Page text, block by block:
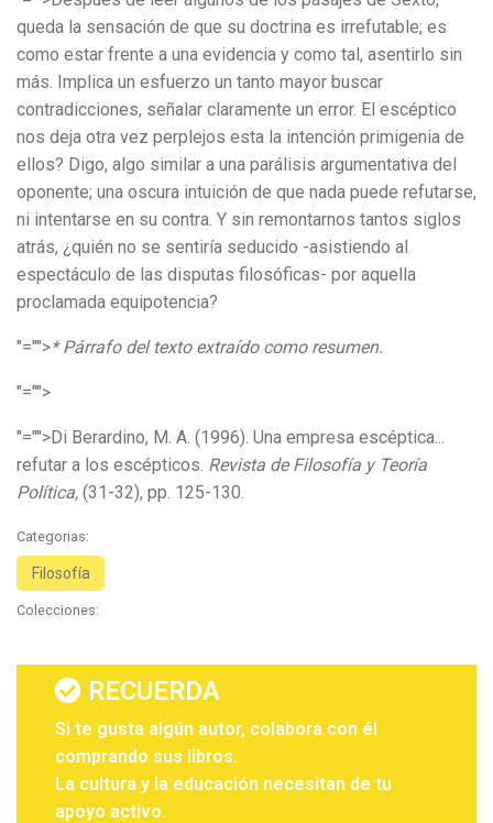
queda la sensación de que su doctrina es irrefutable; es
como estar frente a una evidencia y como tal, asentirlo sin
más. Implica un esfuerzo un tanto mayor buscar
contradicciones, señalar claramente un error. El escéptico
nos deja otra vez perplejos esta la intención primigenia de
ellos? Digo, algo similar a una parálisis argumentativa del
oponente; una oscura intuición de que nada puede refutarse,
ni intentarse en su contra. Y sin remontarnos tantos siglos
atrás, ¿quién no se sentiría seducido -asistiendo al
espectáculo de las disputas filosóficas- por aquella
proclamada equipotencia?
"="">* Párrafo del texto extraído como resumen.
"="">
"="">Di Berardino, M. A. (1996). Una empresa escéptica...
refutar a los escépticos. Revista de Filosofía y Teoría
Política, (31-32), pp. 125-130.
Categorias:
Filosofía
Colecciones:
RECUERDA
Si te gusta algún autor, colabora con él
comprando sus libros.
La cultura y la educación necesitan de tu
apoyo activo.